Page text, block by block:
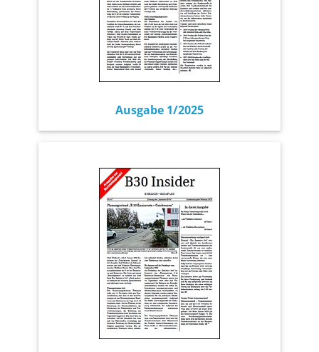
Ausgabe 1/2025